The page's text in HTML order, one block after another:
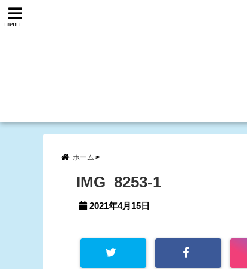
menu
ホーム
IMG_8253-1
2021年4月15日